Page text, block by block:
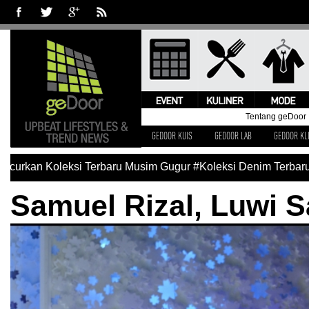
Tentang geDoor
GEDOOR KUIS GEDOOR LAB GEDOOR
Koleksi Terbaru Musim Gugur #Koleksi Denim Terbaru
Samuel Rizal, Luwi